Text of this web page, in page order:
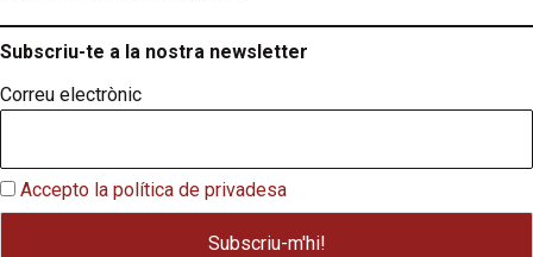
Subscriu-te a la nostra newsletter
Correu electrònic
Accepto la política de privadesa